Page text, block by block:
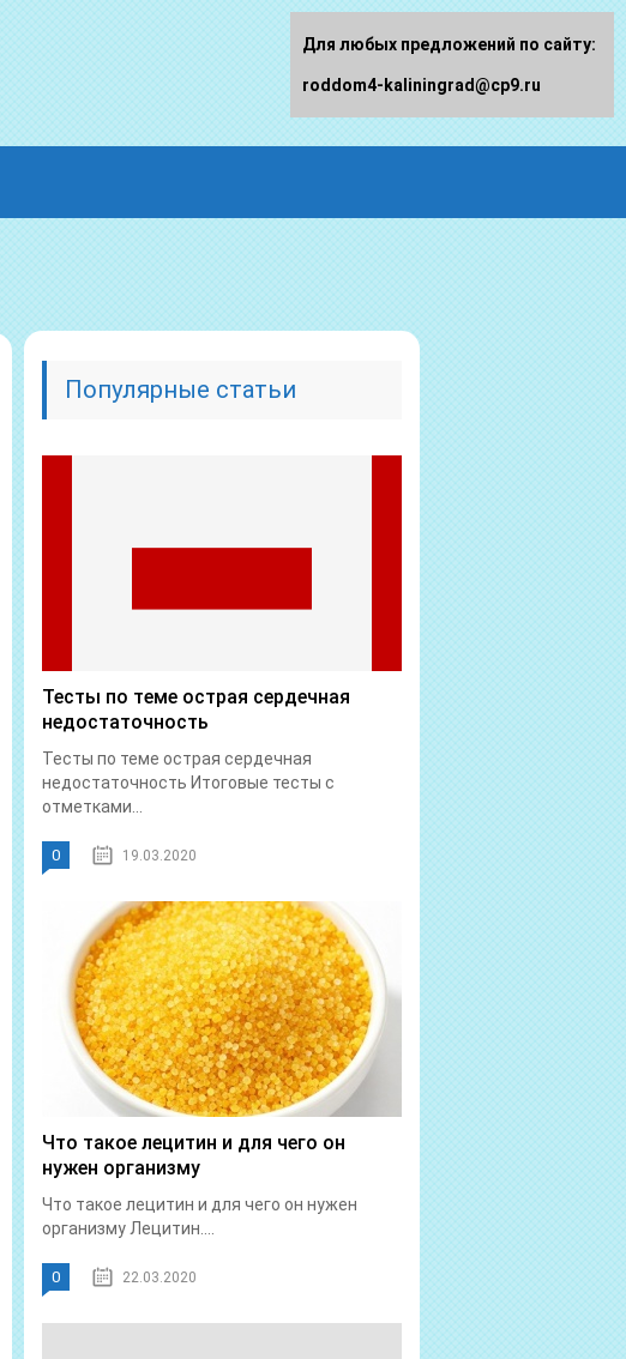
Популярные статьи
Тесты по теме острая сердечная
недостаточность
Тесты по теме острая сердечная
недостаточность Итоговые тесты с
отметками...
0 19.03.2020
Что такое лецитин и для чего он
нужен организму
Что такое лецитин и для чего он нужен
организму Лецитин....
0 22.03.2020
Для любых предложений по сайту:
roddom4-kaliningrad@cp9.ru